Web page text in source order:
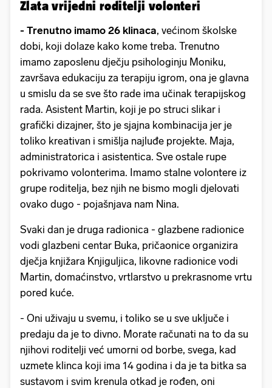
Zlata vrijedni roditelji volonteri
- Trenutno imamo 26 klinaca, većinom školske
dobi, koji dolaze kako kome treba. Trenutno
imamo zaposlenu dječju psihologinju Moniku,
završava edukaciju za terapiju igrom, ona je glavna
u smislu da se sve što rade ima učinak terapijskog
rada. Asistent Martin, koji je po struci slikar i
grafički dizajner, što je sjajna kombinacija jer je
toliko kreativan i smišlja najluđe projekte. Maja,
administratorica i asistentica. Sve ostale rupe
pokrivamo volonterima. Imamo stalne volontere iz
grupe roditelja, bez njih ne bismo mogli djelovati
ovako dugo - pojašnjava nam Nina.
Svaki dan je druga radionica - glazbene radionice
vodi glazbeni centar Buka, pričaonice organizira
dječja knjižara Knjiguljica, likovne radionice vodi
Martin, domaćinstvo, vrtlarstvo u prekrasnome vrtu
pored kuće.
- Oni uživaju u svemu, i toliko se u sve uključe i
predaju da je to divno. Morate računati na to da su
njihovi roditelji već umorni od borbe, svega, kad
uzmete klinca koji ima 14 godina i da je ta bitka sa
sustavom i svim krenula otkad je rođen, oni